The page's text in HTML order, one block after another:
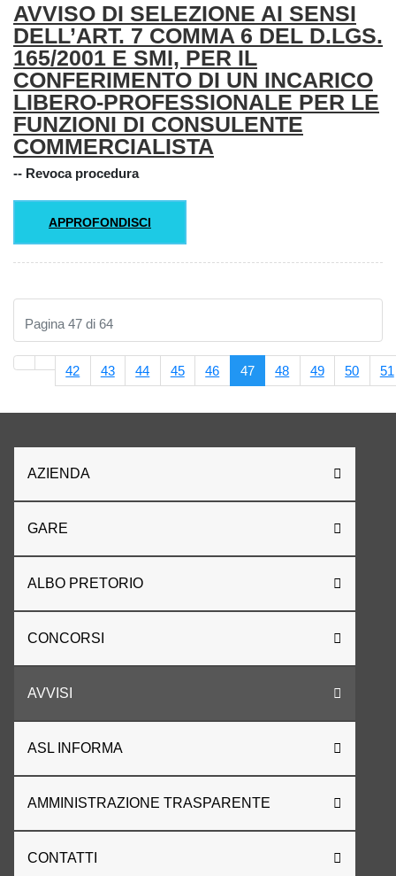
AVVISO DI SELEZIONE AI SENSI
DELL’ART. 7 COMMA 6 DEL D.LGS.
165/2001 E SMI, PER IL
CONFERIMENTO DI UN INCARICO
LIBERO-PROFESSIONALE PER LE
FUNZIONI DI CONSULENTE
COMMERCIALISTA
-- Revoca procedura
APPROFONDISCI
Pagina 47 di 64
42 43 44 45 46 47 48 49 50 51
AZIENDA
GARE
ALBO PRETORIO
CONCORSI
AVVISI
ASL INFORMA
AMMINISTRAZIONE TRASPARENTE
CONTATTI